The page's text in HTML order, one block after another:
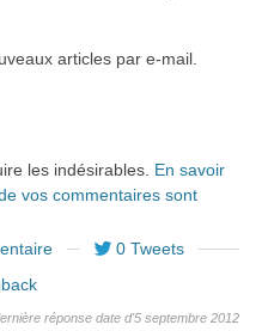
articles par e-mail.
les indésirables. En savoir
vos commentaires sont
0 Tweets
réponse date d'5 septembre 2012